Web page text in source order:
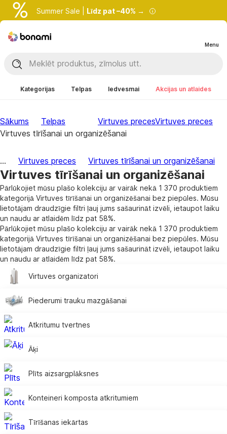
Summer Sale | Līdz pat –40% →
Menu
Kategorijas Telpas Iedvesmai Akcijas un atlaides
Sākums Telpas Virtuves precesVirtuves preces
Virtuves tīrīšanai un organizēšanai
... Virtuves preces Virtuves tīrīšanai un organizēšanai
Virtuves tīrīšanai un organizēšanai
Pārlūkojiet mūsu plašo kolekciju ar vairāk nekā 1 370 produktiem
kategorijā Virtuves tīrīšanai un organizēšanai bez piepūles. Mūsu
lietotājam draudzīgie filtri ļauj jums sašaurināt izvēli, ietaupot laiku
un naudu ar atlaidēm līdz pat 58%.
Pārlūkojiet mūsu plašo kolekciju ar vairāk nekā 1 370 produktiem
kategorijā Virtuves tīrīšanai un organizēšanai bez piepūles. Mūsu
lietotājam draudzīgie filtri ļauj jums sašaurināt izvēli, ietaupot laiku
un naudu ar atlaidēm līdz pat 58%.
Virtuves organizatori
Piederumi trauku mazgāšanai
Atkritumu tvertnes
Āķi
Plīts aizsargplāksnes
Konteineri komposta atkritumiem
Tīrīšanas iekārtas